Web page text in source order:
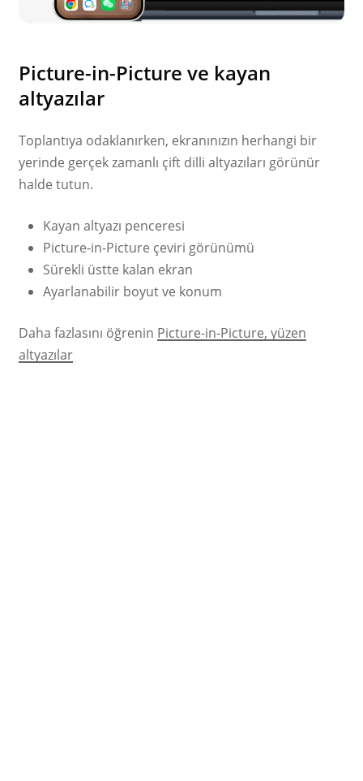
Picture-in-Picture ve kayan
altyazılar
Toplantıya odaklanırken, ekranınızın herhangi bir
yerinde gerçek zamanlı çift dilli altyazıları görünür
halde tutun.
Kayan altyazı penceresi
Picture-in-Picture çeviri görünümü
Sürekli üstte kalan ekran
Ayarlanabilir boyut ve konum
Daha fazlasını öğrenin Picture-in-Picture, yüzen
altyazılar